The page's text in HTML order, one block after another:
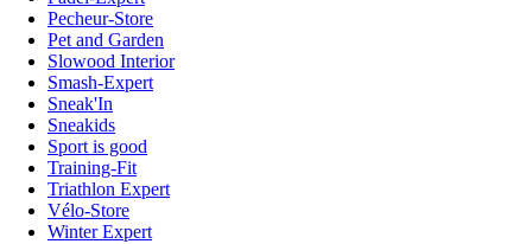
Pecheur-Store
Pet and Garden
Slowood Interior
Smash-Expert
Sneak'In
Sneakids
Sport is good
Training-Fit
Triathlon Expert
Vélo-Store
Winter Expert